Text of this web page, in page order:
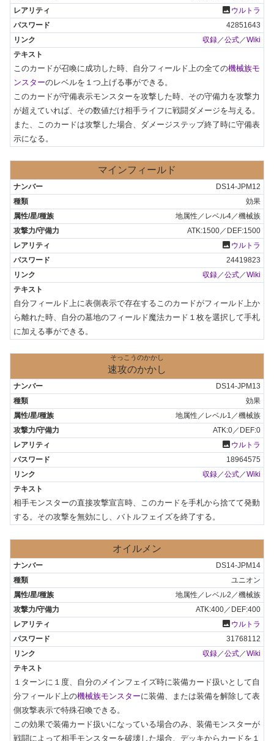
photo ウルトラ
42851643
収録 ／公式 ／Wiki
このカードが召喚に成功した時、自分フィールド上の全ての機械族モ
ンスターのレベルを１つ上げる事ができる。
このカードが守備表示モンスターを攻撃した時、その守備力を攻撃力
が超えていれば、その数値だけ相手ライフに戦闘ダメージを与える。
また、このカードは攻撃した場合、ダメージステップ終了時に守備表
示になる。
マインフィールド
DS14-JPM12
効果
地属性／レベル4／機械族
ATK:1500／DEF:1500
photo ウルトラ
24419823
収録／公式／Wiki
自分フィールド上に表側表示で存在するこのカードがフィールド上か
ら離れた時、自分の墓地のフィールド魔法カード１枚を選択して手札
に加える事ができる。
そっこうのかかし
速攻のかかし
DS14-JPM13
効果
地属性／レベル1／機械族
ATK:0／DEF:0
photo ウルトラ
18964575
収録／公式／Wiki
相手モンスターの直接攻撃宣言時、このカードを手札から捨てて発動
する。その攻撃を無効にし、バトルフェイズを終了する。
オイルメン
DS14-JPM14
ユニオン
地属性／レベル2／機械族
ATK:400／DEF:400
photo ウルトラ
31768112
収録／公式／Wiki
１ターンに１度、自分のメインフェイズ時に装備カード扱いとして自
分フィールド上の機械族モンスターに装備、または装備を解除して表
側攻撃表示で特殊召喚できる。
この効果で装備カード扱いになっている場合のみ、装備モンスターが
戦闘によって相手モンスターを破壊した場合、デッキからカードを１